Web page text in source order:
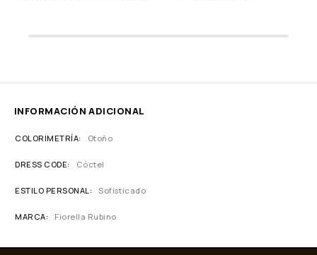
INFORMACIÓN ADICIONAL
COLORIMETRÍA Otoño
DRESS CODE Cóctel
ESTILO PERSONAL Sofisticado
MARCA Fiorella Rubino